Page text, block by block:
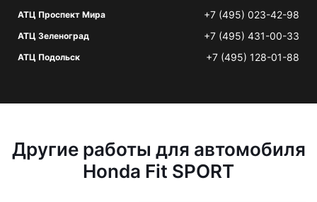
АТЦ Проспект Мира +7 (495) 023-42-98
АТЦ Зеленоград +7 (495) 431-00-33
АТЦ Подольск +7 (495) 128-01-88
Другие работы для автомобиля
Honda Fit SPORT